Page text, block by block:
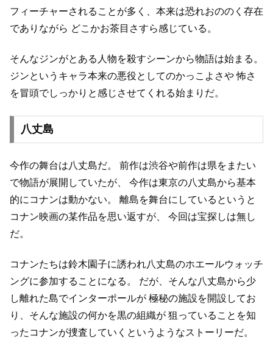
フィーチャーされることが多く、本来は恐れおののく存在
でありながら どこかお茶目さすら感じている。
そんなジンがとある人物を殺すシーンから物語は始まる。
ジンというキャラ本来の悪役としてのかっこよさや怖さ
を冒頭でしっかりと感じさせてくれる始まりだ。
八丈島
今作の舞台は八丈島だ。
前作は渋谷や前作は県をまたい
で物語が展開していたが、
今作は東京の八丈島から基本
的にコナンは動かない。
離島を舞台にしているというと
コナン映画の某作品を思い返すが、
今回は宝探しは無し
だ。
コナンたちは鈴木園子に誘われ八丈島のホエールウォッチ
ングに参加することになる。
だが、そんな八丈島から少
し離れた島でインターポールが 極秘の施設を開設してお
り、そんな施設の何かを黒の組織が 狙っていることを知
ったコナンが捜査していくというようなストーリーだ。